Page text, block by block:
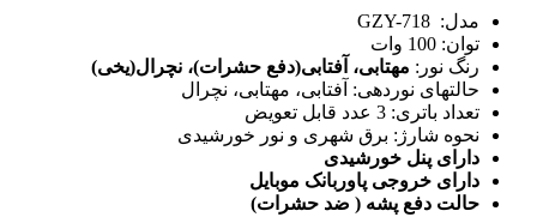
مدل: GZY-718
توان: 100 وات
رنگ نور: مهتابی، آفتابی(دفع حشرات)، نچرال(یخی)
حالتهای نوردهی: آفتابی، مهتابی، نچرال
تعداد باتری: 3 عدد قابل تعویض
نحوه شارژ: برق شهری و نور خورشیدی
دارای پنل خورشیدی
دارای خروجی پاوربانک موبایل
حالت دفع پشه ( ضد حشرات)